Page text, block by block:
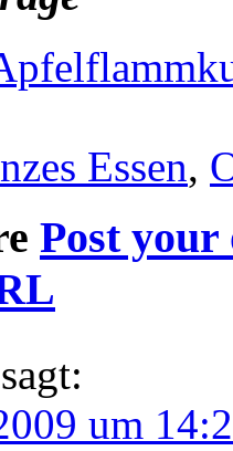
Essen,
Post your
sagt:
um